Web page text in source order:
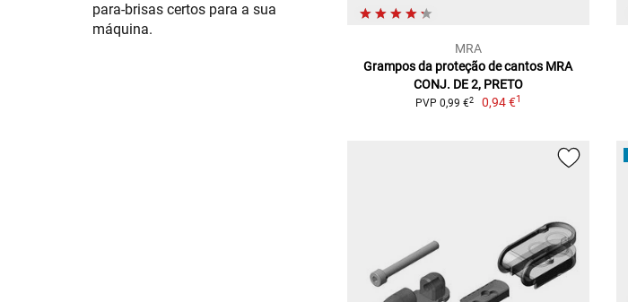
para-brisas certos para a sua
máquina.
MRA
Grampos da proteção de cantos MRA
CONJ. DE 2, PRETO
PVP 0,99 €2 0,94 €1